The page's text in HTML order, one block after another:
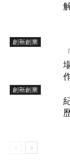
創新創業
創新創業